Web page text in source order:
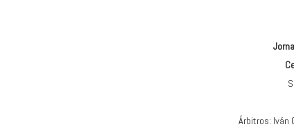
Árbitros: Iván